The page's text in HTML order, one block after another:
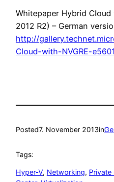
Whitepaper Hybrid Cloud
2012 R2) – German
http://
Cloud-with-NVGRE-
Posted7. November 2013in
Tags:
Hyper-V, Networking, Private